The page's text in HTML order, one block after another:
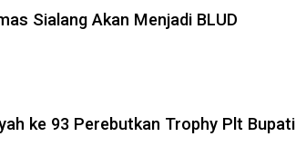
Sialang Akan Menjadi BLUD
ke 93 Perebutkan Trophy Plt Bupati